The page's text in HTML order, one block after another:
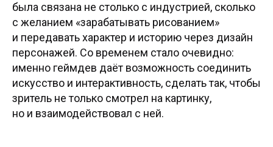
была связана не столько с индустрией, сколько
с желанием «зарабатывать рисованием»
и передавать характер и историю через дизайн
персонажей. Со временем стало очевидно:
именно геймдев даёт возможность соединить
искусство и интерактивность, сделать так, чтобы
зритель не только смотрел на картинку,
но и взаимодействовал с ней.